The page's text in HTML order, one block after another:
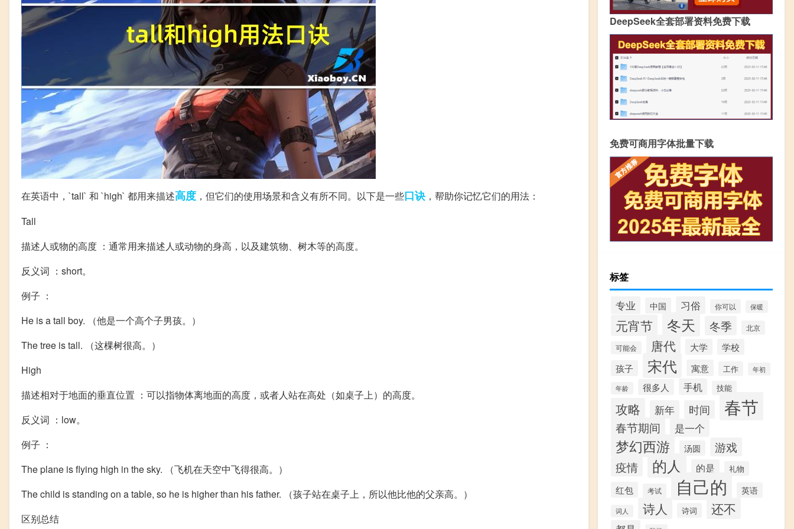
在英语中，`tall` 和 `high` 都用来描述高度 ，但它们的使用场景和含义有所不同。以下是一些口诀 ，帮助你记忆它们的用法：
Tall
描述人或物的高度 ：通常用来描述人或动物的身高，以及建筑物、树木等的高度。
反义词 ：short。
例子 ：
He is a tall boy. （他是一个高个子男孩。）
The tree is tall. （这棵树很高。）
High
描述相对于地面的垂直位置 ：可以指物体离地面的高度，或者人站在高处（如桌子上）的高度。
反义词 ：low。
例子 ：
The plane is flying high in the sky. （飞机在天空中飞得很高。）
The child is standing on a table, so he is higher than his father. （孩子站在桌子上，所以他比他的父亲高。）
区别总结
DeepSeek全套部署资料免费下载
免费可商用字体批量下载
标签
专业 中国 习俗 你可以 保暖
元宵节 冬天 冬季 北京
可能会 唐代 大学
学校
孩子
宋代 寓意 工作 年初
年龄 很多人 手机 技能
攻略 新年 时间 春节
春节期间 是一个
梦幻西游 汤圆 游戏
疫情 的人 的是 礼物
红包 考试 自己的 英语
词人 诗人 诗词 还不